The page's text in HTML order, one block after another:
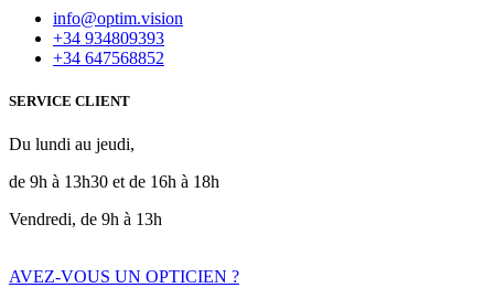
info@optim.vision
+34 934809393
+34 647568852
SERVICE CLIENT
Du lundi au jeudi,
de 9h à 13h30 et de 16h à 18h
Vendredi, de 9h à 13h
AVEZ-VOUS UN OPTICIEN ?